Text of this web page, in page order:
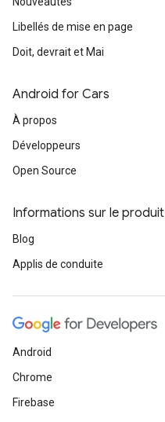
Libellés de mise en page
Doit, devrait et Mai
Android for Cars
À propos
Développeurs
Open Source
Informations sur le produit
Blog
Applis de conduite
Android
Chrome
Firebase